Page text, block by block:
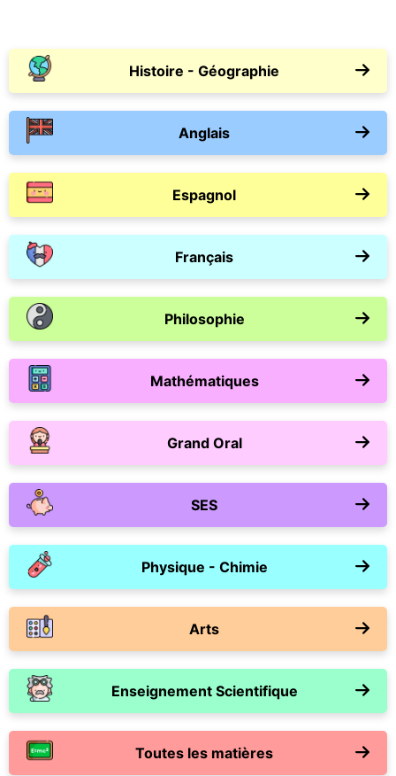
Histoire - Géographie
Anglais
Espagnol
Français
Philosophie
Mathématiques
Grand Oral
SES
Physique - Chimie
Arts
Enseignement Scientifique
Toutes les matières